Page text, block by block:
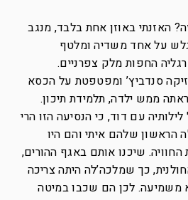
האזנתי באוזן אחת בלבד, מנגב
על אחד משדיה ומלטף
החפות מלק צפרניים.
סנדביץ’ ומפטפטת על הכסא
ממש ילדה, תלמידת תיכון.
עם דוד, כי הנסיעה הזו הרי
הראשון שלהם איתי והם היו
שיכנו אותם באגף ההורים,
כך שמלכה’לה היתה צריכה
משמיעה. לכן הם שכבו במיטה